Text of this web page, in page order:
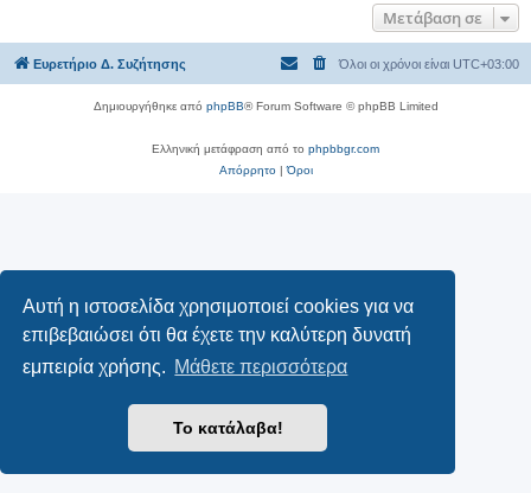
Αυτή η ιστοσελίδα χρησιμοποιεί cookies για να
επιβεβαιώσει ότι θα έχετε την καλύτερη δυνατή
εμπειρία χρήσης. Μάθετε περισσότερα
Το κατάλαβα!
Μετάβαση σε
Ευρετήριο Δ. Συζήτησης Όλοι οι χρόνοι είναι UTC+03:00
Δημιουργήθηκε από phpBB® Forum Software © phpBB Limited
Ελληνική μετάφραση από το phpbbgr.com
Απόρρητο|Όροι